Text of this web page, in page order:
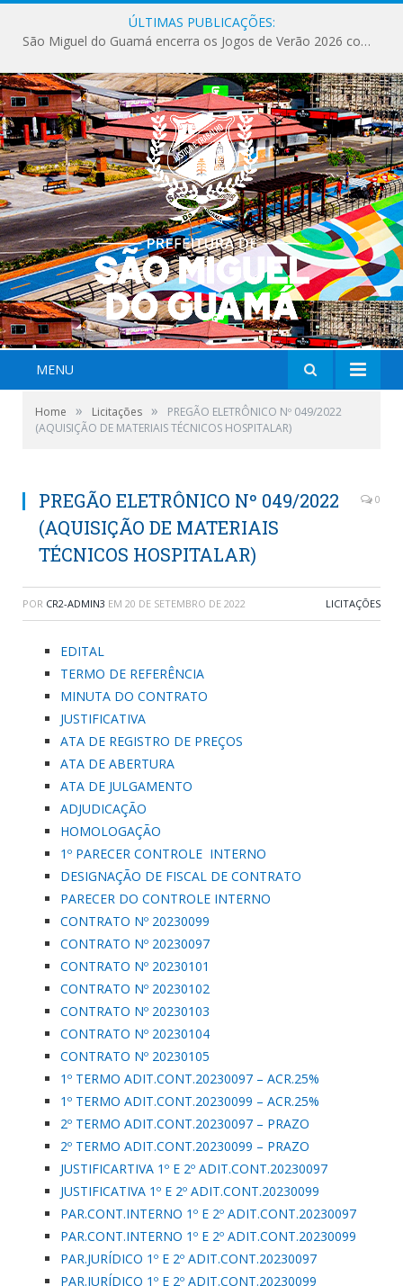
ÚLTIMAS PUBLICAÇÕES:
São Miguel do Guamá encerra os Jogos de Verão 2026 com sucesso de público e competições.
MENU
Home » Licitações »
PREGÃO ELETRÔNICO Nº 049/2022
(AQUISIÇÃO DE MATERIAIS TÉCNICOS HOSPITALAR)
PREGÃO ELETRÔNICO Nº 049/2022
(AQUISIÇÃO DE MATERIAIS
TÉCNICOS HOSPITALAR)
0
POR CR2-ADMIN3 EM 20 DE SETEMBRO DE 2022 LICITAÇÕES
EDITAL
TERMO DE REFERÊNCIA
MINUTA DO CONTRATO
JUSTIFICATIVA
ATA DE REGISTRO DE PREÇOS
ATA DE ABERTURA
ATA DE JULGAMENTO
ADJUDICAÇÃO
HOMOLOGAÇÃO
1º PARECER CONTROLE INTERNO
DESIGNAÇÃO DE FISCAL DE CONTRATO
PARECER DO CONTROLE INTERNO
CONTRATO Nº 20230099
CONTRATO Nº 20230097
CONTRATO Nº 20230101
CONTRATO Nº 20230102
CONTRATO Nº 20230103
CONTRATO Nº 20230104
CONTRATO Nº 20230105
1º TERMO ADIT.CONT.20230097 – ACR.25%
1º TERMO ADIT.CONT.20230099 – ACR.25%
2º TERMO ADIT.CONT.20230097 – PRAZO
2º TERMO ADIT.CONT.20230099 – PRAZO
JUSTIFICARTIVA 1º E 2º ADIT.CONT.20230097
JUSTIFICATIVA 1º E 2º ADIT.CONT.20230099
PAR.CONT.INTERNO 1º E 2º ADIT.CONT.20230097
PAR.CONT.INTERNO 1º E 2º ADIT.CONT.20230099
PAR.JURÍDICO 1º E 2º ADIT.CONT.20230097
PAR.JURÍDICO 1º E 2º ADIT.CONT.20230099